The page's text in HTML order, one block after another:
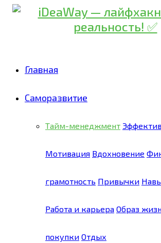
Главная
Саморазвитие
Тайм-менеджмент
Мотивация Вдохновение
грамотность Привычки
Работа и карьера Образ
покупки Отдых